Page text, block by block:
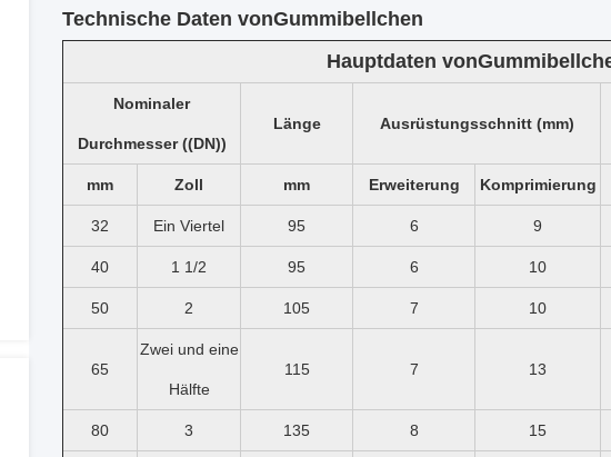
Technische Daten vonGummibellchen
Hauptdaten von
Nominaler
Durchmesser ((DN))
Länge Ausrüstungsschnitt (mm)
mm Zoll mm Erweiterung Komprimierung
32 Ein Viertel 95 6 9
40 1 1/2 95 6 10
50 2 105 7 10
65
Zwei und eine
Hälfte
115 7 13
80 3 135 8 15